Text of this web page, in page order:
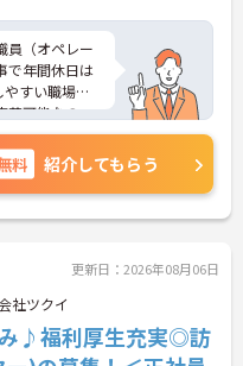
員（オペレー
で年間休日は
すい職場で
募可能なの
いう方にピッ
ポイントを
ださい！
料 紹介してもらう
更新日：2026年08月06日
社ツクイ
み♪福利厚生充実◎訪